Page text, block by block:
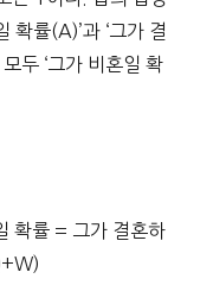
확률(A)’과 ‘그가 결
두 ‘그가 비혼일 확
확률 = 그가 결혼하